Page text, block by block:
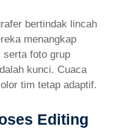
bertindak lincah
menangkap
serta foto grup
kunci. Cuaca
tim tetap adaptif.
Editing